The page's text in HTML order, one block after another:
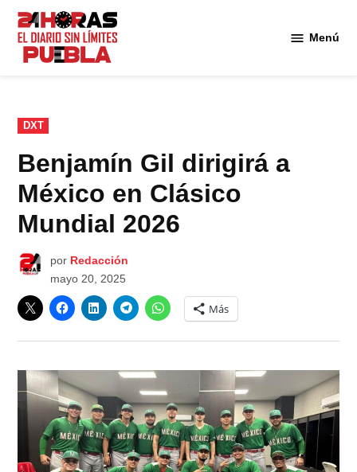
Saltar
contenido
Menú
PUBLICADO
EN
DXT
Benjamín Gil dirigirá a
México en Clásico
Mundial 2026
por Redacción
mayo 20, 2025
Más